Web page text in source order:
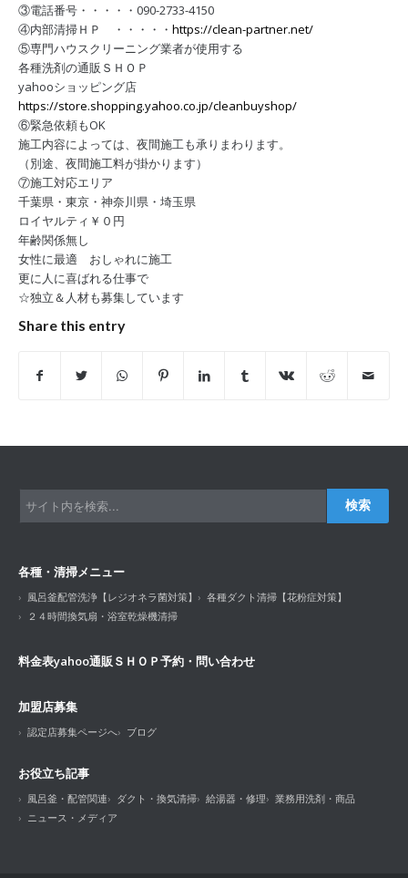
③電話番号・・・・・090-2733-4150
④内部清掃ＨＰ ・・・・・ https://clean-partner.net/
⑤専門ハウスクリーニング業者が使用する
各種洗剤の通販ＳＨＯＰ
yahooショッピング店
https://store.shopping.yahoo.co.jp/cleanbuyshop/
⑥緊急依頼もOK
施工内容によっては、夜間施工も承りまわります。
（別途、夜間施工料が掛かります）
⑦施工対応エリア
千葉県・東京・神奈川県・埼玉県
ロイヤルティ￥０円
年齢関係無し
女性に最適 おしゃれに施工
更に人に喜ばれる仕事で
☆独立＆人材も募集しています
Share this entry
検索
各種・清掃メニュー
風呂釜配管洗浄【レジオネラ菌対策】
各種ダクト清掃【花粉症対策】
２４時間換気扇・浴室乾燥機清掃
料金表yahoo通販ＳＨＯＰ予約・問い合わせ
加盟店募集
認定店募集ページへ ブログ
お役立ち記事
風呂釜・配管関連 ダクト・換気清掃 給湯器・修理
業務用洗剤・商品
ニュース・メディア